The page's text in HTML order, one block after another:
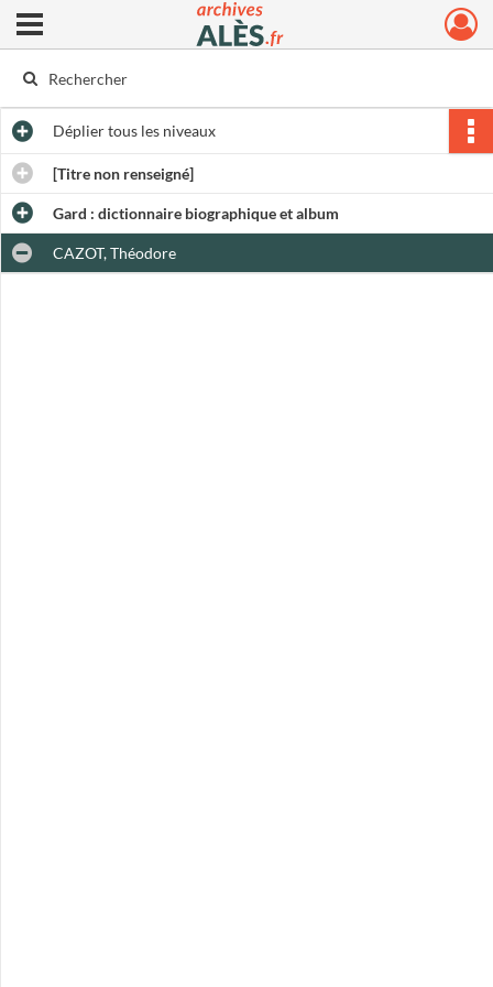
Archives municipales d'Alès
Ouvrir le menu déroulant
Dépliertous les niveaux
[Titre non renseigné]
Gard : dictionnaire biographique et album
CAZOT, Théodore